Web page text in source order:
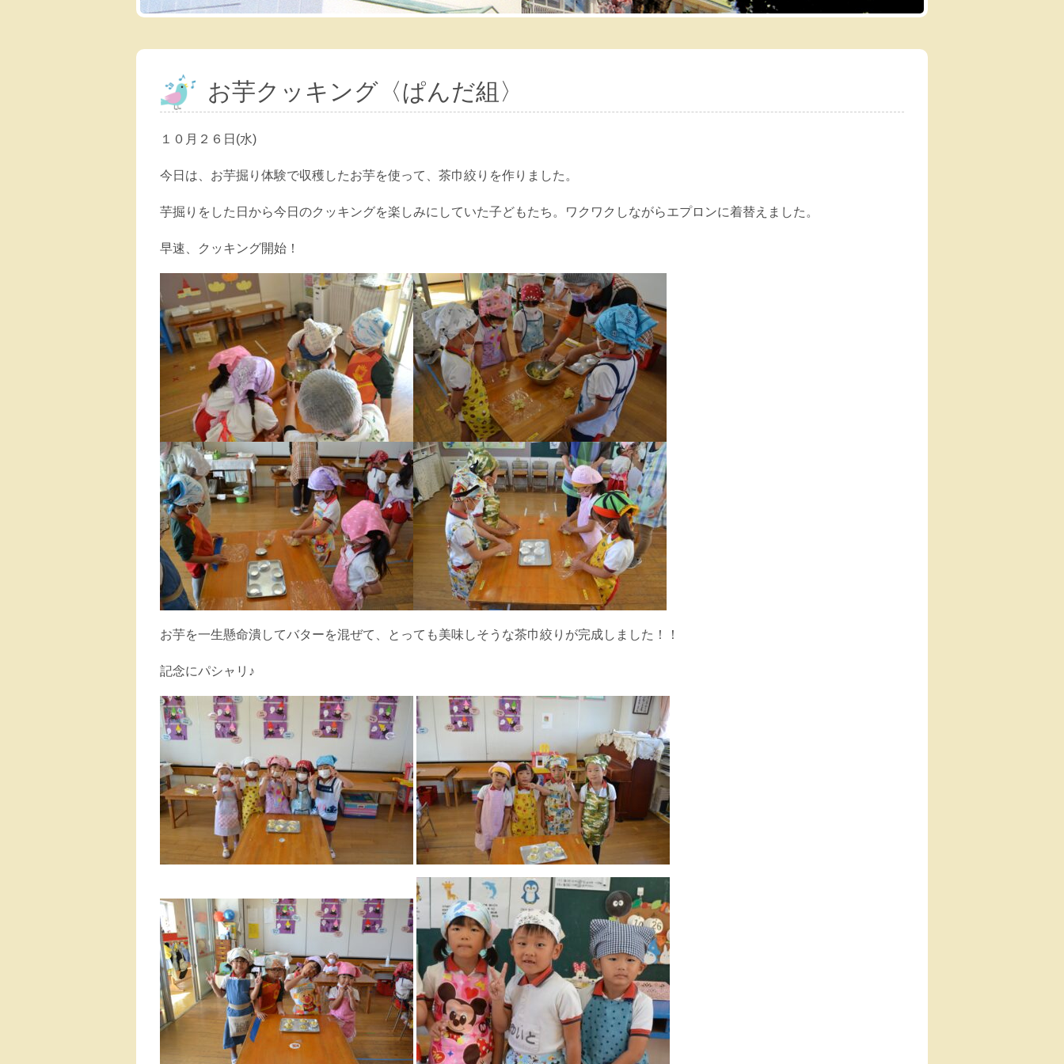
お芋クッキング〈ぱんだ組〉
１０月２６日(水)
今日は、お芋掘り体験で収穫したお芋を使って、茶巾絞りを作りました。
芋掘りをした日から今日のクッキングを楽しみにしていた子どもたち。ワクワクしながらエプロンに着替えました。
早速、クッキング開始！
お芋を一生懸命潰してバターを混ぜて、とっても美味しそうな茶巾絞りが完成しました！！
記念にパシャリ♪